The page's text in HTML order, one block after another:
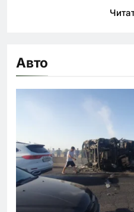
Авто